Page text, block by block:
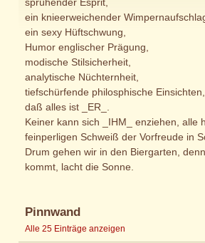
sprühender Esprit,
ein knieerweichender
ein sexy Hüftschwung,
Humor englischer Prägung,
modische Stilsicherheit,
analytische Nüchternheit,
tiefschürfende philosphische Einsichten,
daß alles ist _ER_.
Keiner kann sich _IHM_ enziehen, alle
feinperligen Schweiß der Vorfreude in
Drum gehen wir in den Biergarten, denn
kommt, lacht die Sonne.
Pinnwand
Alle 25 Einträge anzeigen